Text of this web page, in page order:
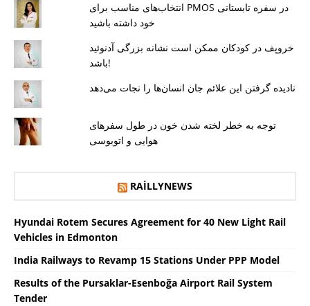
انتخاب‌های مناسب برای PMOS در سفره تابستانی
خود داشته باشید
خروپف در کودکان ممکن است نشانه بزرگی آدنوئید
باشد!
نادیده گرفتن این علائم جان انسان‌ها را نجات می‌دهد
توجه به خطر لخته شدن خون در طول سفرهای
هوایی و اتوبوسی
RAILLYNEWS
Hyundai Rotem Secures Agreement for 40 New Light Rail
Vehicles in Edmonton
India Railways to Revamp 15 Stations Under PPP Model
Results of the Pursaklar-Esenboğa Airport Rail System
Tender